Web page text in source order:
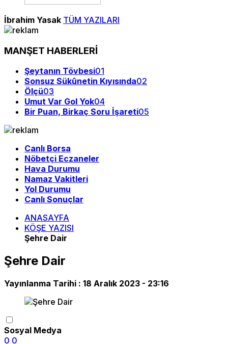
İbrahim Yasak TÜM YAZILARI
MANŞET HABERLERİ
Şeytanın Tövbesi01
Sonsuz Sükûnetin Kıyısında02
Ölçü03
Umut Var Gol Yok04
Bir Puan, Birkaç Soru İşareti05
Canlı Borsa
Nöbetçi Eczaneler
Hava Durumu
Namaz Vakitleri
Yol Durumu
Canlı Sonuçlar
ANASAYFA
KÖŞE YAZISI
Şehre Dair
Şehre Dair
Yayınlanma Tarihi : 18 Aralık 2023 - 23:16
Sosyal Medya
0 0